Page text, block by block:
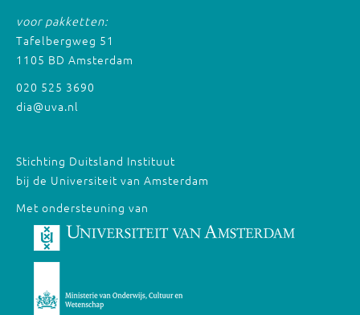
voor pakketten:
Tafelbergweg 51
1105 BD Amsterdam
020 525 3690
dia@uva.nl
Stichting Duitsland Instituut
bij de Universiteit van Amsterdam
Met ondersteuning van